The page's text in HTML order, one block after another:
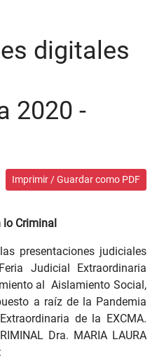
digitales
2020 -
Imprimir / Guardar como PDF
lo Criminal
presentaciones judiciales
Judicial Extraordinaria
al Aislamiento Social,
a raíz de la Pandemia
de la EXCMA.
Dra. MARIA LAURA